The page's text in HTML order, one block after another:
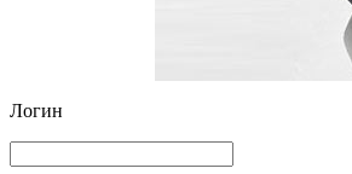
Логин